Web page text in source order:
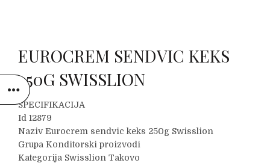
EUROCREM SENDVIC KEKS
250G SWISSLION
SPECIFIKACIJA
Id 12879
Naziv Eurocrem sendvic keks 250g Swisslion
Grupa Konditorski proizvodi
Kategorija Swisslion Takovo